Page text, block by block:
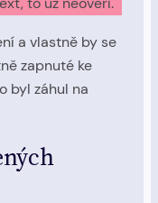
a vlastně by se
zapnuté ke
byl záhul na